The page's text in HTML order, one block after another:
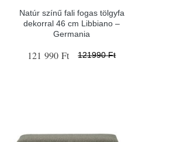
Natúr színű fali fogas tölgyfa
dekorral 46 cm Libbiano –
Germania
121 990 Ft 121990 Ft